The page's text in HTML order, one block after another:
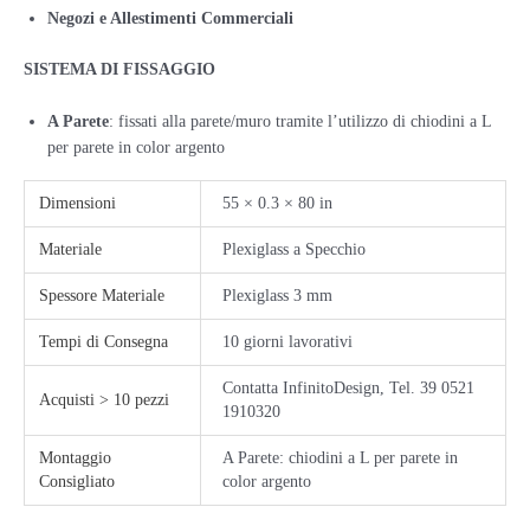
Negozi e Allestimenti Commerciali
SISTEMA DI FISSAGGIO
A Parete: fissati alla parete/muro tramite l’utilizzo di chiodini a L
per parete in color argento
Dimensioni 55 × 0.3 × 80 in
Materiale Plexiglass a Specchio
Spessore Materiale Plexiglass 3 mm
Tempi di Consegna 10 giorni lavorativi
Acquisti > 10 pezzi
Contatta InfinitoDesign, Tel. 39 0521
1910320
Montaggio
Consigliato
A Parete: chiodini a L per parete in
color argento